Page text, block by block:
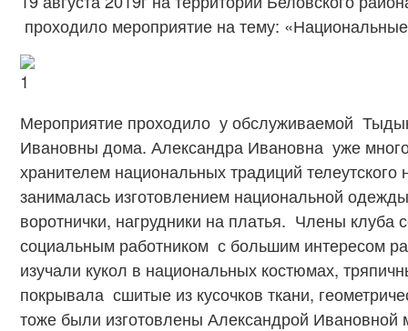
проходило мероприятие на тему:
Мероприятие проходило у обслуживаемой
Ивановны дома. Александра Ивановна уже
хранителем национальных традиций
занималась изготовлением национальной
воротнички, нагрудники на платья. Члены клуба
социальным работником с большим интересом
изучали кукол в национальных костюмах,
покрывала сшитые из кусочков ткани,
тоже были изготовлены Александрой Ивановной